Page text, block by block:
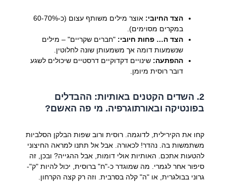
הצד החיובי:
אוצר מילים משותף עצום (כ-60-70%
במקרים מסוימים).
הצד ה… פחות חיובי: "חברים שקריים" – מילים
שנשמעות דומה אך משמעותן שונה לחלוטין.
ההפתעה: שינויים דקדוקיים דרסטיים שיכולים לשגע
דובר רוסית מיומן.
2. השדים הקטנים באותיות: ההבדלים
בפונטיקה ובאורתוגרפיה. מי פה האשם?
קחו את הקירילית, לדוגמה. רוסית ורוב שפות הבלקן הסלביות
משתמשות בה. נהדר! לכאורה. אבל אל תתנו למראה החיצוני
להטעות אתכם. האותיות אולי דומות, אבל ההגייה? ובכן, זה
סיפור אחר לגמרי. מה שמוגדר כ-"ח" ברוסית, יכול להיות "ק"-
גרוני בבולגרית, או "ה" קלה בסרבית. וזה רק קצה הקרחון.